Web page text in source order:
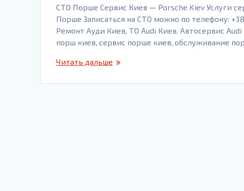
СТО Порше Сервис Киев — Porsche Kiev Услуги
Порше Записаться на СТО можно по телефону:
Ремонт Ауди Киев, ТО Audi Киев. Автосервис
порш киев, сервис порше киев, обслуживание
Читать дальше